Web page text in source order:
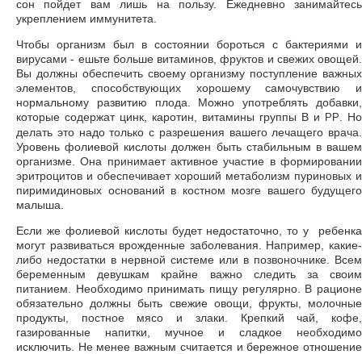
сон пойдет вам лишь на пользу. Ежедневно занимайтесь
укреплением иммунитета.
Чтобы организм был в состоянии бороться с бактериями и
вирусами - ешьте больше витаминов, фруктов и свежих овощей.
Вы должны обеспечить своему организму поступление важных
элементов, способствующих хорошему самочувствию и
нормальному развитию плода. Можно употреблять добавки,
которые содержат цинк, каротин, витамины группы В и
РР
. Но
делать это надо только с разрешения вашего лечащего врача.
Уровень фолиевой кислоты должен быть стабильным в вашем
организме. Она принимает активное участие в формировании
эритроцитов и обеспечивает хороший метаболизм пуриновых и
пиримидиновых оснований в костном мозге вашего будущего
малыша.
Если же фолиевой кислоты будет недостаточно, то у ребенка
могут развиваться врожденные заболевания. Например, какие-
либо недостатки в нервной системе или в позвоночнике. Всем
беременным девушкам крайне важно следить за своим
питанием. Необходимо принимать пищу регулярно. В рационе
обязательно должны быть свежие овощи, фрукты, молочные
продукты, постное мясо и злаки. Крепкий чай, кофе,
газированные напитки, мучное и сладкое необходимо
исключить. Не менее важным считается и бережное отношение